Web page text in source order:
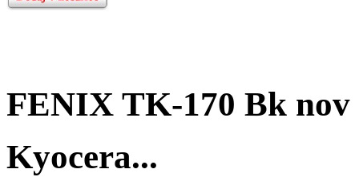
FENIX TK-170 Bk nov
Kyocera...